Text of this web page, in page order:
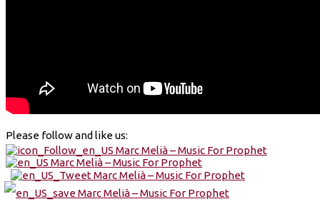
Please follow and like us: